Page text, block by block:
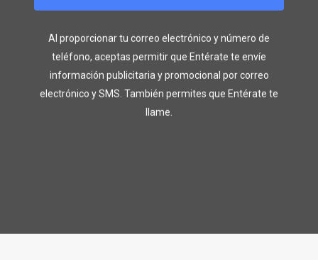
Al proporcionar tu correo electrónico y número de
teléfono, aceptas permitir que Entérate te envíe
información publicitaria y promocional por correo
electrónico y SMS. También permites que Entérate te
llame.